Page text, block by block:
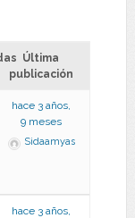
Última
publicación
hace 3 años,
9 meses
Sidaamyas
hace 3 años,